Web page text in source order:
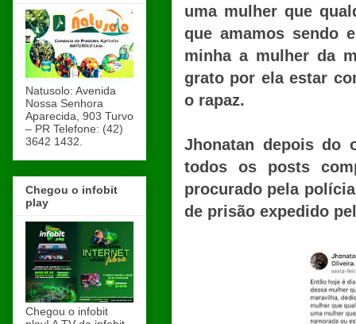
uma mulher que
que amamos sendo
minha a mulher da
grato por ela estar
o rapaz.
Jhonatan depois do
todos os posts
procurado pela
de prisão expedido
Natusolo: Avenida
Nossa Senhora
Aparecida, 903 Turvo
– PR Telefone: (42)
3642 1432.
Chegou o infobit
play
Chegou o infobit